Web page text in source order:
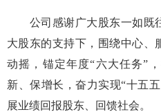
公司感谢广大股东一如既
大股东的支持下，围绕中心、
动摇，锚定年度“六大任务”
新、保增长，奋力实现“十五
展业绩回报股东、回馈社会。